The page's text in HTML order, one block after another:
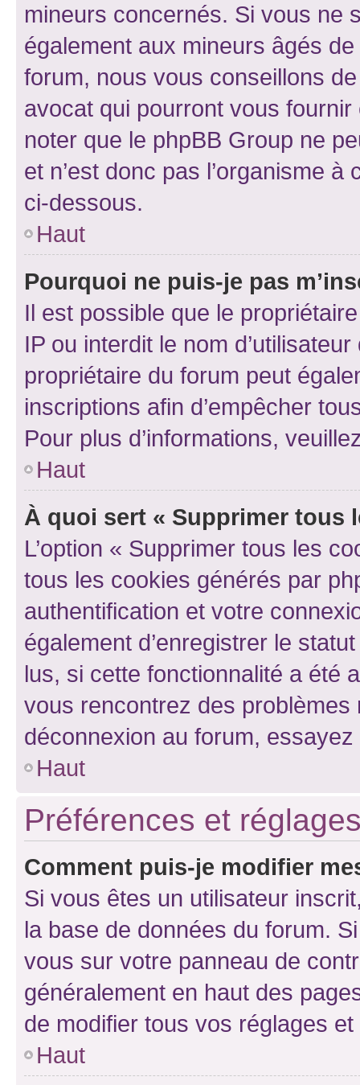
mineurs concernés. Si vous ne
également aux mineurs âgés
forum, nous vous conseillons
avocat qui pourront vous
noter que le phpBB Group ne
et n’est donc pas l’organisme
ci-dessous.
Haut
Pourquoi ne puis-je pas
Il est possible que le
IP ou interdit le nom
propriétaire du forum peut
inscriptions afin d’empêcher
Pour plus d’informations,
Haut
À quoi sert « Supprimer tous
L’option « Supprimer tous les
tous les cookies générés par
authentification et votre
également d’enregistrer le
lus, si cette fonctionnalité a été
vous rencontrez des
déconnexion au forum,
Haut
Préférences et
Comment puis-je modifier
Si vous êtes un utilisateur
la base de données du forum.
vous sur votre panneau de
généralement en haut des
de modifier tous vos réglages
Haut